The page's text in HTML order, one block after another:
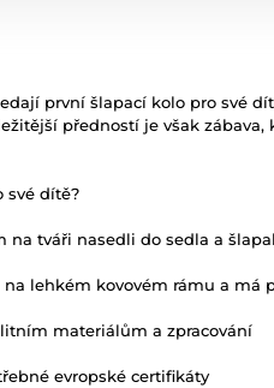
první šlapací kolo pro své
předností je však zábava,
své dítě?
na tváři nasedli do sedla a
lehkém kovovém rámu a má
materiálům a zpracování
evropské certifikáty